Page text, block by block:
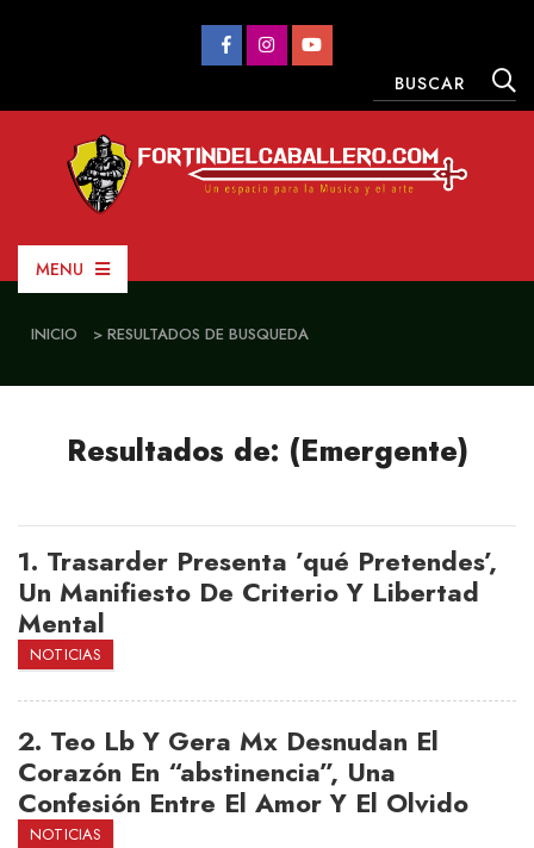
MENU
INICIO > RESULTADOS DE BUSQUEDA
Resultados de: (Emergente)
1. Trasarder Presenta ’qué Pretendes’,
Un Manifiesto De Criterio Y Libertad
Mental
NOTICIAS
2. Teo Lb Y Gera Mx Desnudan El
Corazón En “abstinencia”, Una
Confesión Entre El Amor Y El Olvido
NOTICIAS